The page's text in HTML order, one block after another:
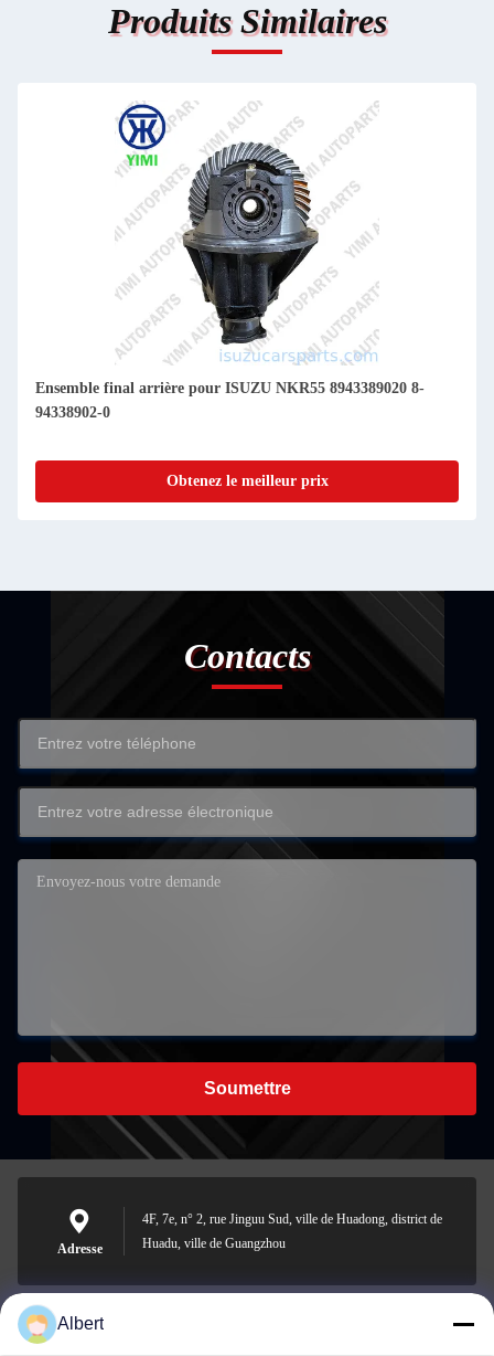
Produits Similaires
Ensemble final arrière pour ISUZU NKR55 8943389020 8-
94338902-0
Obtenez le meilleur prix
Contacts
Soumettre
Adresse
4F, 7e, n° 2, rue Jinguu Sud, ville de Huadong, district de
Huadu, ville de Guangzhou
Albert